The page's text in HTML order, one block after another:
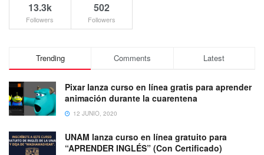
13.3k
Followers
502
Followers
Trending Comments Latest
Pixar lanza curso en línea gratis para aprender
animación durante la cuarentena
12 JUNIO, 2020
UNAM lanza curso en línea gratuito para
“APRENDER INGLÉS” (Con Certificado)